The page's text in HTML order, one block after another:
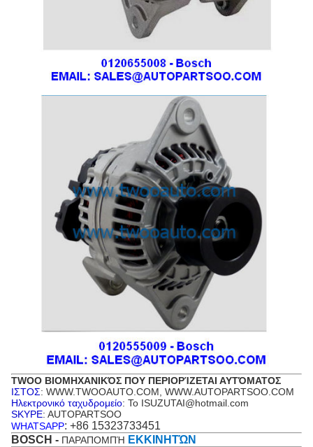
TWOO ΒΙΟΜΗΧΑΝΙΚΌΣ ΠΟΥ ΠΕΡΙΟΡΊΖΕΤΑΙ ΑΥΤΌΜΑΤΟΣ
ΙΣΤΟΣ: WWW.TWOOAUTO.COM, WWW.AUTOPARTSOO.COM
Ηλεκτρονικό ταχυδρομείο: Το ISUZUTAI@hotmail.com
SKYPE: AUTOPARTSOO
WHATSAPP: +86 15323733451
BOSCH - ΠΑΡΑΠΟΜΠΉ ΕΚΚΙΝΗΤΏΝ